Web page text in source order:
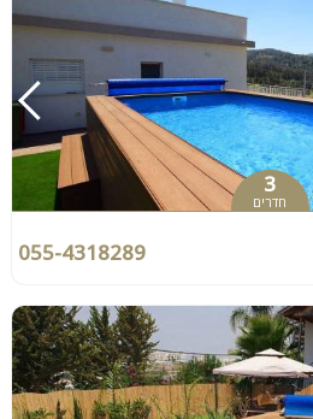
3
חדרים
055-4318289